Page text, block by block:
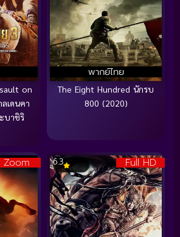
on
เดนคา
บาชิริ
พากย์ไทย
The Eight Hundred นักรบ
800 (2020)
Zoom Full HD
6.3